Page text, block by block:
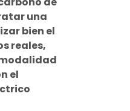
una
bien el
reales,
el